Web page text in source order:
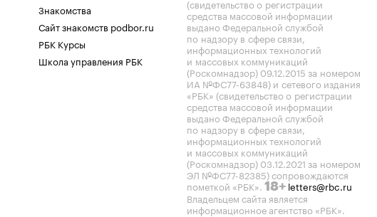
Знакомства
Сайт знакомств podbor.ru
РБК Курсы
Школа управления РБК
(свидетельство о регистрации
средства массовой информации
выдано Федеральной службой
по надзору в сфере связи,
информационных технологий
и массовых коммуникаций
(Роскомнадзор) 09.12.2015 за номером
ИА №ФС77-63848) и сетевого издания
«РБК» (свидетельство о регистрации
средства массовой информации
выдано Федеральной службой
по надзору в сфере связи,
информационных технологий
и массовых коммуникаций
(Роскомнадзор) 03.12.2021 за номером
ЭЛ №ФС77-82385) сопровождаются
пометкой «РБК». 18+ letters@rbc.ru
Владельцем сайта является
информационное агентство «РБК».